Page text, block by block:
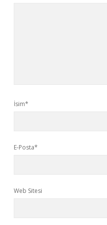
İsim*
E-Posta*
Web Sitesi